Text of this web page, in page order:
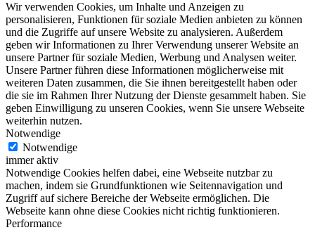
Wir verwenden Cookies, um Inhalte und Anzeigen zu
personalisieren, Funktionen für soziale Medien anbieten zu können
und die Zugriffe auf unsere Website zu analysieren. Außerdem
geben wir Informationen zu Ihrer Verwendung unserer Website an
unsere Partner für soziale Medien, Werbung und Analysen weiter.
Unsere Partner führen diese Informationen möglicherweise mit
weiteren Daten zusammen, die Sie ihnen bereitgestellt haben oder
die sie im Rahmen Ihrer Nutzung der Dienste gesammelt haben. Sie
geben Einwilligung zu unseren Cookies, wenn Sie unsere Webseite
weiterhin nutzen.
Notwendige
Notwendige
immer aktiv
Notwendige Cookies helfen dabei, eine Webseite nutzbar zu
machen, indem sie Grundfunktionen wie Seitennavigation und
Zugriff auf sichere Bereiche der Webseite ermöglichen. Die
Webseite kann ohne diese Cookies nicht richtig funktionieren.
Performance